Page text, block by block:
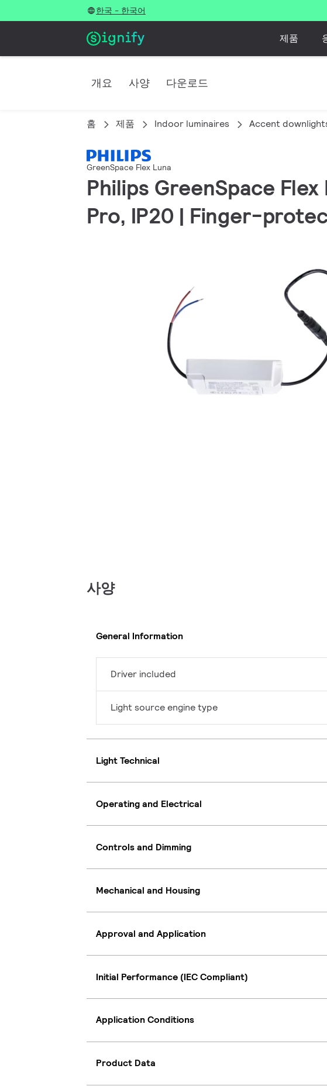
한국 - 한국어
제품
개요 사양 다운로드
홈 제품 Indoor luminaires Accent
GreenSpace Flex Luna
Philips GreenSpace
Pro, IP20 | Finger-
사양
General Information
Driver included
Light source engine type
Light Technical
Operating and Electrical
Controls and Dimming
Mechanical and Housing
Approval and Application
Initial Performance (IEC Compliant)
Application Conditions
Product Data